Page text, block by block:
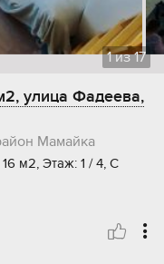
1из17
улица Фадеева,
Мамайка
м2, Этаж: 1 / 4, С